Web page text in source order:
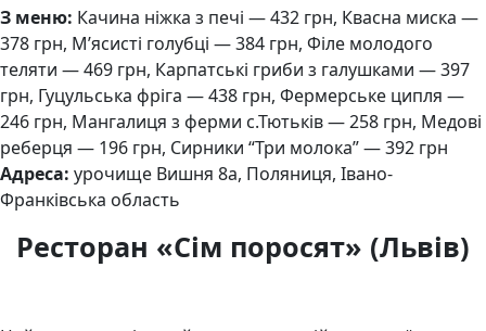
З меню: Качина ніжка з печі — 432 грн, Квасна миска —
378 грн, М’ясисті голубці — 384 грн, Філе молодого
теляти — 469 грн, Карпатські гриби з галушками — 397
грн, Гуцульська фріга — 438 грн, Фермерське ципля —
246 грн, Мангалиця з ферми с.Тютьків — 258 грн, Медові
реберця — 196 грн, Сирники “Три молока” — 392 грн
Адреса: урочище Вишня 8а, Поляниця, Івано-
Франківська область
Ресторан «Сім поросят» (Львів)